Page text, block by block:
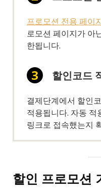
프로모션 전용 페이
로모션 페이지가 아
한됩니다.
할인코드
결제단계에서 할인
적용됩니다. 자동 적
링크로 접속했는지
할인 프로모션